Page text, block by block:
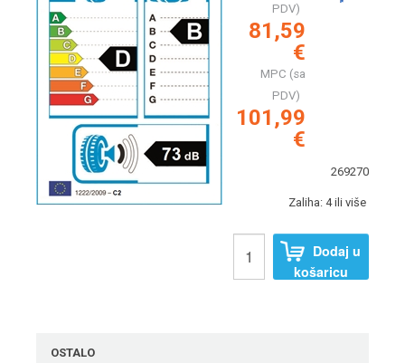
PDV)
81,59
€
MPC (sa
PDV)
101,99
€
269270
Zaliha: 4 ili više
Dodaj u
košaricu
OSTALO